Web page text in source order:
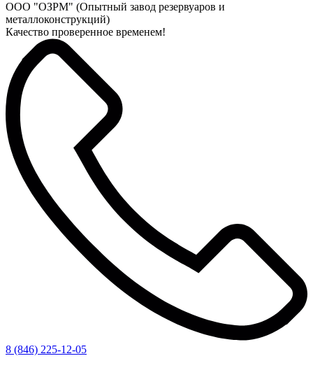
ООО "ОЗРМ" (Опытный завод резервуаров и
металлоконструкций)
Качество проверенное временем!
8 (846) 225-12-05